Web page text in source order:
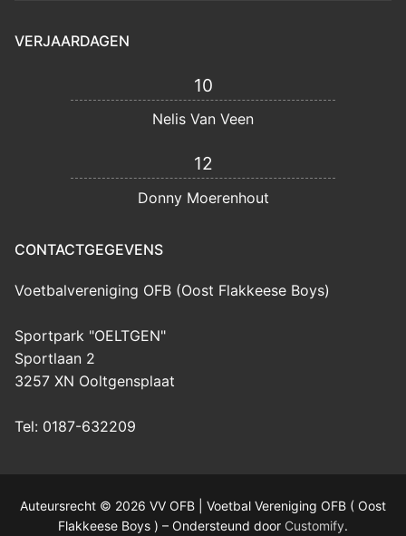
VERJAARDAGEN
10
Nelis Van Veen
12
Donny Moerenhout
CONTACTGEGEVENS
Voetbalvereniging OFB (Oost Flakkeese Boys)
Sportpark "OELTGEN"
Sportlaan 2
3257 XN Ooltgensplaat
Tel: 0187-632209
Auteursrecht © 2026 VV OFB | Voetbal Vereniging OFB ( Oost
Flakkeese Boys ) – Ondersteund door Customify.